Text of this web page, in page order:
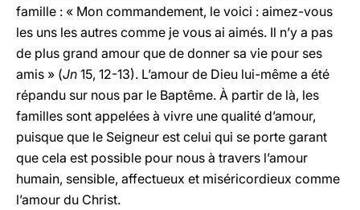
famille : « Mon commandement, le voici : aimez-vous
les uns les autres comme je vous ai aimés. Il n’y a pas
de plus grand amour que de donner sa vie pour ses
amis » (Jn 15, 12-13). L’amour de Dieu lui-même a été
répandu sur nous par le Baptême. À partir de là, les
familles sont appelées à vivre une qualité d’amour,
puisque que le Seigneur est celui qui se porte garant
que cela est possible pour nous à travers l’amour
humain, sensible, affectueux et miséricordieux comme
l’amour du Christ.